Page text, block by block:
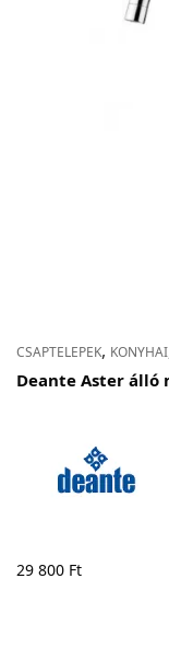
CSAPTELEPEK, KONYHAI
Deante Aster álló
29 800 Ft